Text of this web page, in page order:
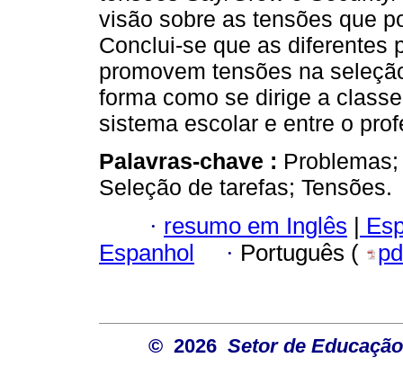
visão sobre as tensões que
Conclui-se que as diferentes
promovem tensões na
forma como se dirige a
sistema escolar e entre o
Palavras-chave :
Seleção de tarefas; Tensões.
· resumo em Inglês |
Espanhol
· Português (
© 2026 Setor de